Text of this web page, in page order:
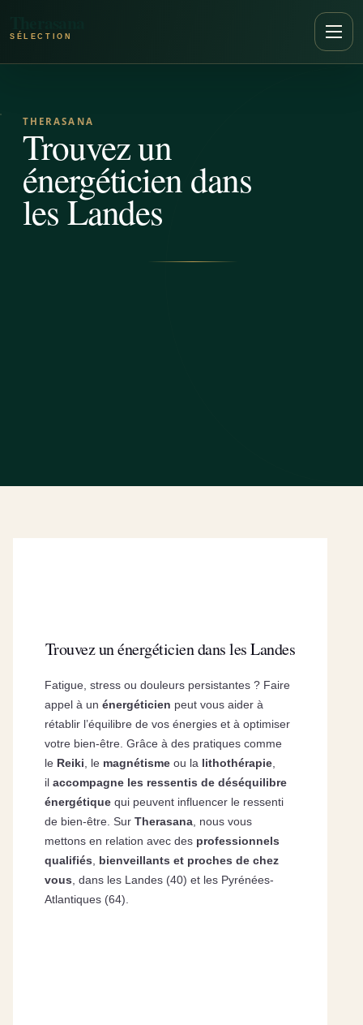
THERASANA
Trouvez un
énergéticien dans
les Landes
Trouvez un énergéticien dans les Landes
Fatigue, stress ou douleurs persistantes ? Faire
appel à un énergéticien peut vous aider à
rétablir l’équilibre de vos énergies et à optimiser
votre bien-être. Grâce à des pratiques comme
le Reiki , le magnétisme ou la lithothérapie,
il accompagne les ressentis de déséquilibre
énergétique qui peuvent influencer le ressenti
de bien-être. Sur Therasana, nous vous
mettons en relation avec des professionnels
qualifiés
bienveillants et proches de chez
vous , dans les Landes (40) et les Pyrénées-
Atlantiques (64).